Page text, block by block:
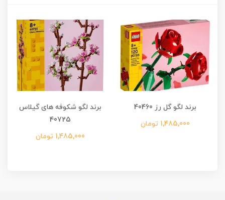
برند لگو گل رز 40460
1,485,000 تومان
برند لگو شکوفه های گیلاس
40725
1,485,000 تومان